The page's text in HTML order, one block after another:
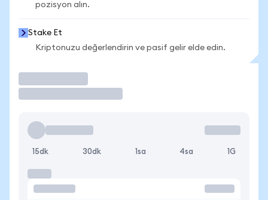
pozisyon alın.
Stake Et
Kriptonuzu değerlendirin ve pasif gelir elde edin.
15dk 30dk 1sa 4sa 1G